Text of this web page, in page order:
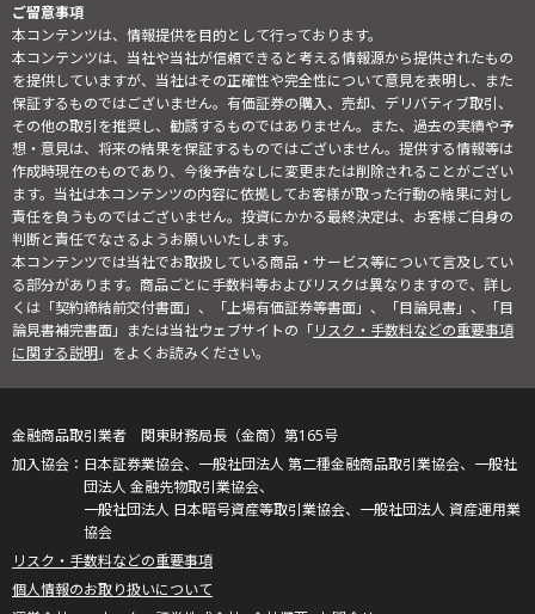
ご留意事項
本コンテンツは、情報提供を目的として行っております。
本コンテンツは、当社や当社が信頼できると考える情報源から提供されたもの
を提供していますが、当社はその正確性や完全性について意見を表明し、また
保証するものではございません。有価証券の購入、売却、デリバティブ取引、
その他の取引を推奨し、勧誘するものではありません。また、過去の実績や予
想・意見は、将来の結果を保証するものではございません。提供する情報等は
作成時現在のものであり、今後予告なしに変更または削除されることがござい
ます。当社は本コンテンツの内容に依拠してお客様が取った行動の結果に対し
責任を負うものではございません。投資にかかる最終決定は、お客様ご自身の
判断と責任でなさるようお願いいたします。
本コンテンツでは当社でお取扱している商品・サービス等について言及してい
る部分があります。商品ごとに手数料等およびリスクは異なりますので、詳し
くは「契約締結前交付書面」、「上場有価証券等書面」、「目論見書」、「目
論見書補完書面」または当社ウェブサイトの「リスク・手数料などの重要事項
に関する説明」をよくお読みください。
金融商品取引業者 関東財務局長（金商）第165号
日本証券業協会、一般社団法人 第二種金融商品取引業協会、一般社
団法人 金融先物取引業協会、
一般社団法人 日本暗号資産等取引業協会、一般社団法人 資産運用業
協会
リスク・手数料などの重要事項
個人情報のお取り扱いについて